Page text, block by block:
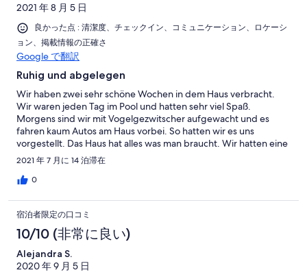
2021 年 8 月 5 日
良かった点 : 清潔度、チェックイン、コミュニケーション、ロケーシ
ョン、掲載情報の正確さ
Google で翻訳
Ruhig und abgelegen
Wir haben zwei sehr schöne Wochen in dem Haus verbracht.
Wir waren jeden Tag im Pool und hatten sehr viel Spaß.
Morgens sind wir mit Vogelgezwitscher aufgewacht und es
fahren kaum Autos am Haus vorbei. So hatten wir es uns
vorgestellt. Das Haus hat alles was man braucht. Wir hatten eine
gute Komunikation mit der Vermieterin, sehr freundlich, offen
und hilfsbereit. Auto unbedingt erforderlich. Die Straße die zum
Haus führt ist fast komplett asphaltiert.
2021 年 7 月に 14 泊滞在
0
宿泊者限定の口コミ
10/10 (非常に良い)
Alejandra S.
2020 年 9 月 5 日